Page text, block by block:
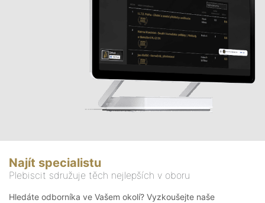
Najít specialistu
Plebiscit sdružuje těch nejlepších v oboru
Hledáte odborníka ve Vašem okolí? Vyzkoušejte naše